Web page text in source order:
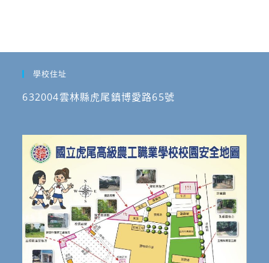
學校住址
632004雲林縣虎尾鎮博愛路65號